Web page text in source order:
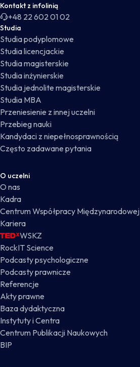
Kontakt z infolinią
+48 22 602 01 02
Studia
Studia podyplomowe
Studia licencjackie
Studia magisterskie
Studia inżynierskie
Studia jednolite magisterskie
Studia MBA
Przeniesienie z innej uczelni
Przebieg nauki
Kandydaci z niepełnosprawnością
Często zadawane pytania
O uczelni
O nas
Kadra
Centrum Współpracy Międzynarodowej
Kariera
WSKZ
RockIT Science
Podcasty psychologiczne
Podcasty prawnicze
Referencje
Akty prawne
Baza dydaktyczna
Instytuty i Centra
Centrum Publikacji Naukowych
BIP